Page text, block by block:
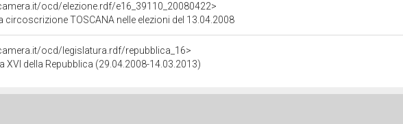
ocd/elezione.rdf/e16_39110_20080422>
circoscrizione TOSCANA nelle elezioni del 13.04.2008
ocd/legislatura.rdf/repubblica_16>
XVI della Repubblica (29.04.2008-14.03.2013)